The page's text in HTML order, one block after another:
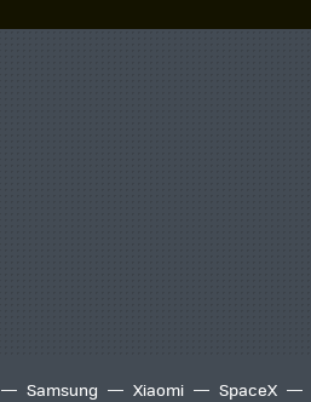
Samsung Xiaomi SpaceX